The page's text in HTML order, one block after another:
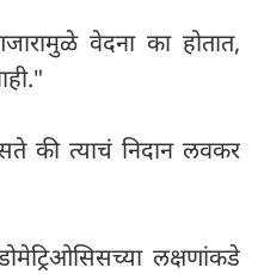
वेदना का होतात,
की त्याचं निदान लवकर
लक्षणांकडे